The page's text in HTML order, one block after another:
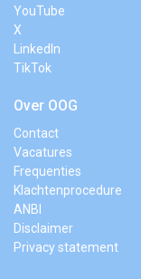
YouTube
X
LinkedIn
TikTok
Over OOG
Contact
Vacatures
Frequenties
Klachtenprocedure
ANBI
Disclaimer
Privacy statement